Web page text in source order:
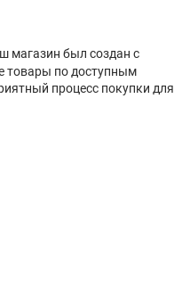
магазин был создан с
товары по доступным
процесс покупки для